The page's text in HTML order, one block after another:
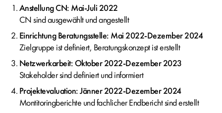
Anstellung CN: Mai-Juli 2022
CN sind ausgewählt und angestellt
Einrichtung Beratungsstelle: Mai 2022-Dezember 2024
Zielgruppe ist definiert, Beratungskonzept ist erstellt
Netzwerkarbeit: Oktober 2022-Dezember 2023
Stakeholder sind definiert und informiert
Projektevaluation: Jänner 2022-Dezember 2024
Montitoringberichte und fachlicher Endbericht sind erstellt